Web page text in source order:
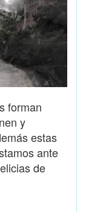
forman
y
estas
ante
de